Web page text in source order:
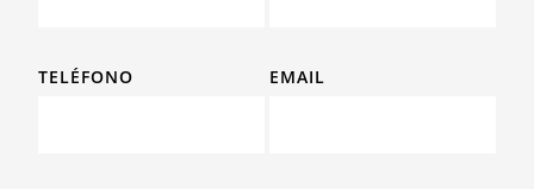
TELÉFONO EMAIL